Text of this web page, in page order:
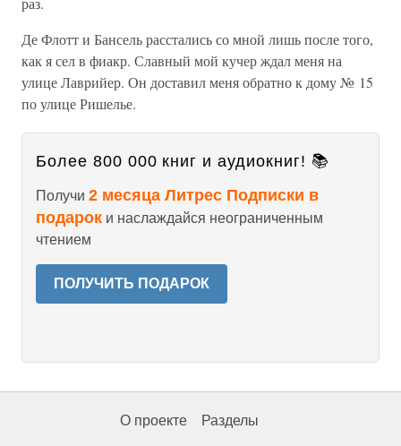
Де Флотт и Бансель расстались со мной лишь после того,
как я сел в фиакр. Славный мой кучер ждал меня на
улице Лаврийер. Он доставил меня обратно к дому № 15
по улице Ришелье.
Более 800 000 книг и аудиокниг! 📚
Получи 2 месяца Литрес Подписки в
подарок и наслаждайся неограниченным
чтением
ПОЛУЧИТЬ ПОДАРОК
О проекте Разделы